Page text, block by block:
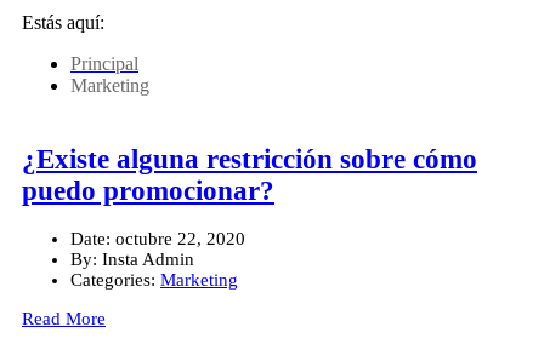
Estás aquí:
Principal
Marketing
¿Existe alguna restricción sobre cómo
puedo promocionar?
Date: octubre 22, 2020
By: Insta Admin
Categories: Marketing
Read More